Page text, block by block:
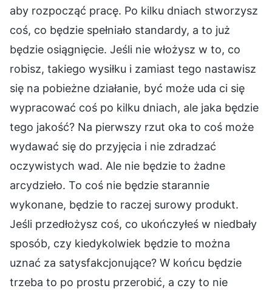
aby rozpocząć pracę. Po kilku dniach stworzysz
coś, co będzie spełniało standardy, a to już
będzie osiągnięcie. Jeśli nie włożysz w to, co
robisz, takiego wysiłku i zamiast tego nastawisz
się na pobieżne działanie, być może uda ci się
wypracować coś po kilku dniach, ale jaka będzie
tego jakość? Na pierwszy rzut oka to coś może
wydawać się do przyjęcia i nie zdradzać
oczywistych wad. Ale nie będzie to żadne
arcydzieło. To coś nie będzie starannie
wykonane, będzie to raczej surowy produkt.
Jeśli przedłożysz coś, co ukończyłeś w niedbały
sposób, czy kiedykolwiek będzie to można
uznać za satysfakcjonujące? W końcu będzie
trzeba to po prostu przerobić, a czy to nie